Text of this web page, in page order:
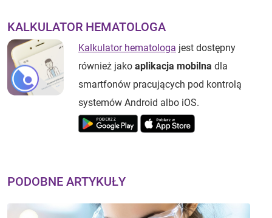
KALKULATOR HEMATOLOGA
Kalkulator hematologa jest dostępny
również jako aplikacja mobilna dla
smartfonów pracujących pod kontrolą
systemów Android albo iOS.
PODOBNE ARTYKUŁY